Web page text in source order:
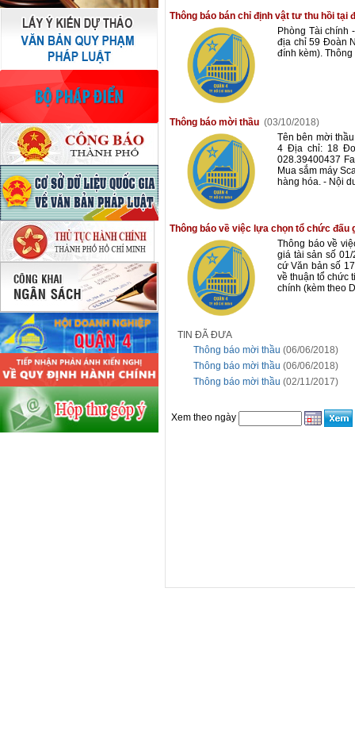
Thông báo bán chỉ định vật tư thu hồi
Phòng Tài chính
địa chỉ 59 Đoàn
đính kèm).
Thông báo mời thầu (03/10/2018)
Tên bên mời
4 Địa chỉ: 18
028.39400437
Mua sắm máy
hàng hóa. - Nội
Thông báo về việc lựa chọn tổ chức đấu
Thông báo về
giá tài sản số
cứ Văn bản số
về thuận tổ chức
chính (kèm theo
TIN ĐÃ ĐƯA
Thông báo mời thầu (06/06/2018)
Thông báo mời thầu (06/06/2018)
Thông báo mời thầu (02/11/2017)
Xem theo ngày